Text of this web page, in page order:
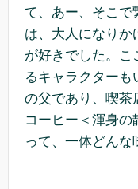
て、あー、そこで
は、大人になりか
が好きでした。こ
るキャラクター
の父であり、喫茶
コーヒー＜渾身
って、一体どんな